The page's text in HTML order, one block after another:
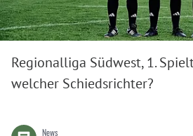
Regionalliga Südwest, 1.
welcher Schiedsrichter?
News